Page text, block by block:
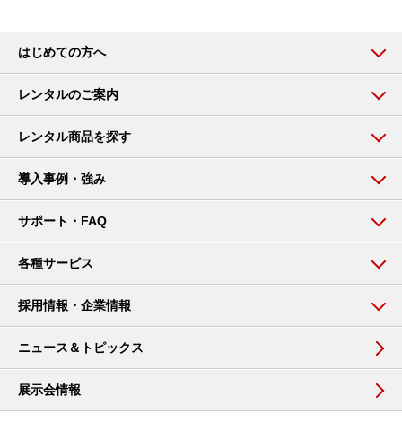
はじめての方へ
レンタルのご案内
レンタル商品を探す
導入事例・強み
サポート・FAQ
各種サービス
採用情報・企業情報
ニュース＆トピックス
展示会情報